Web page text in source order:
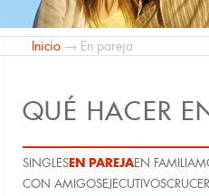
Inicio → En pareja
QUÉ HACER
SINGLESEN PAREJAEN FAMILIA
CON AMIGOSEJECUTIVOS